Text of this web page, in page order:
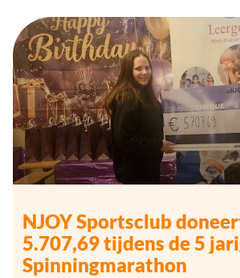
NJOY Sportsclub
5.707,69 tijdens de 5
Spinningmarathon